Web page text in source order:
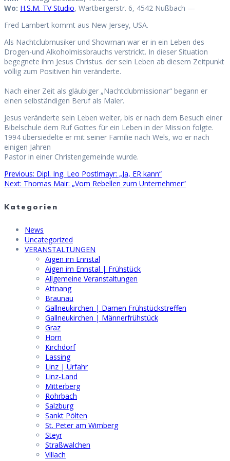
Wo: H.S.M. TV Studio, Wartbergerstr. 6, 4542 Nußbach —
Fred Lambert kommt aus New Jersey, USA.
Als Nachtclubmusiker und Showman war er in ein Leben des
Drogen-und Alkoholmissbrauchs verstrickt. In dieser Situation
begegnete ihm Jesus Christus. der sein Leben ab diesem Zeitpunkt
völlig zum Positiven hin veränderte.
Nach einer Zeit als gläubiger „Nachtclubmissionar“ begann er
einen selbständigen Beruf als Maler.
Jesus veränderte sein Leben weiter, bis er nach dem Besuch einer
Bibelschule dem Ruf Gottes für ein Leben in der Mission folgte.
1994 übersiedelte er mit seiner Familie nach Wels, wo er nach
einigen Jahren
Pastor in einer Christengemeinde wurde.
Beitragsnavigation
Previous: Previous
post:
Dipl. Ing. Leo Postlmayr: „Ja, ER kann“
Next: Next
Thomas Mair: „Vom Rebellen zum Unternehmer“
Kategorien
News
Uncategorized
VERANSTALTUNGEN
Aigen im Ennstal
Aigen im Ennstal | Frühstück
Allgemeine Veranstaltungen
Attnang
Braunau
Gallneukirchen | Damen Frühstückstreffen
Gallneukirchen | Männerfrühstück
Graz
Horn
Kirchdorf
Lassing
Linz | Urfahr
Linz-Land
Mitterberg
Rohrbach
Salzburg
Sankt Pölten
St. Peter am Wimberg
Steyr
Straßwalchen
Villach